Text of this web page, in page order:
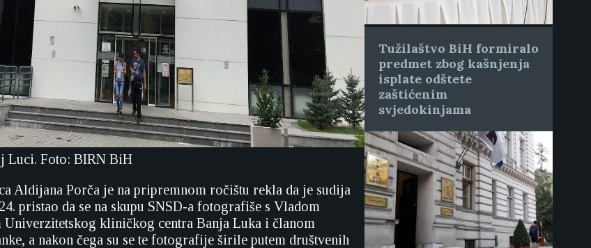
Luci. Foto: BIRN BiH
Aldijana Porča je na pripremnom ročištu rekla da je sudija
pristao da se na skupu SNSD-a fotografiše s Vladom
kliničkog centra Banja Luka i članom
a nakon čega su se te fotografije širile putem društvenih
Tužilaštvo BiH formiralo
predmet zbog kašnjenja
isplate odštete
zaštićenim
svjedokinjama